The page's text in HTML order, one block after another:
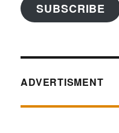
SUBSCRIBE
ADVERTISMENT